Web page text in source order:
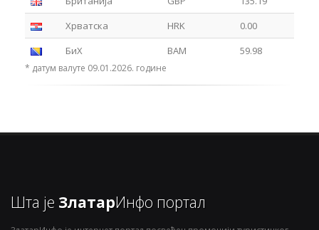
Хрватска
HRK
0.00
БиХ
BAM 59.98
* датум валуте 09.01.2026. године
Шта је ЗлатарИнфо портал